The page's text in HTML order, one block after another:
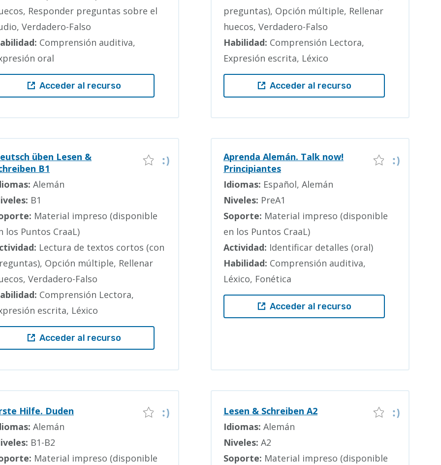
Responder preguntas sobre el
Verdadero-Falso
Comprensión auditiva,
oral
Acceder al recurso
preguntas), Opción múltiple, Rellenar
huecos, Verdadero-Falso
Habilidad: Comprensión Lectora,
Expresión escrita, Léxico
Acceder al recurso
üben Lesen &
B1
Alemán
B1
Material impreso (disponible
los Puntos CraaL)
Lectura de textos cortos (con
Opción múltiple, Rellenar
Verdadero-Falso
Comprensión Lectora,
escrita, Léxico
Acceder al recurso
Aprenda Alemán. Talk now!
Principiantes
Idiomas: Español, Alemán
Niveles: PreA1
Soporte: Material impreso (disponible
en los Puntos CraaL)
Actividad: Identificar detalles (oral)
Habilidad: Comprensión auditiva,
Léxico, Fonética
Acceder al recurso
Hilfe. Duden
Alemán
B1-B2
Material impreso (disponible
Lesen & Schreiben A2
Idiomas: Alemán
Niveles: A2
Soporte: Material impreso (disponible